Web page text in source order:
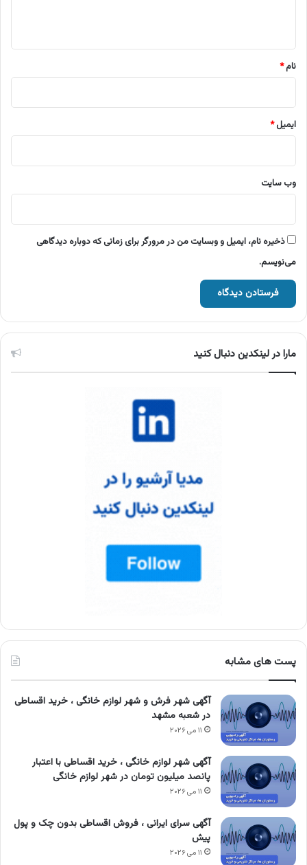
نام*
ایمیل*
وب‌ سایت
ذخیره نام، ایمیل و وبسایت من در مرورگر برای زمانی که دوباره دیدگاهی
می‌نویسم.
مارا در لینکدین دنبال کنید
پست های مشابه
آگهی شهر فرش و شهر لوازم خانگی ، خرید اقساطی
در شعبه مشهد
۱۱ می ۲۰۲۶
آگهی شهر لوازم خانگی ، خرید اقساطی با اعتبار
پانصد میلیون تومان در شهر لوازم خانگی
۱۱ می ۲۰۲۶
آگهی سرای ایرانی ، فروش اقساطی بدون چک و پول
پیش
۱۱ می ۲۰۲۶